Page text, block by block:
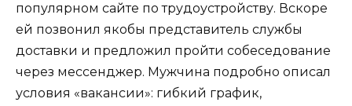
популярном сайте по трудоустройству. Вскоре
ей позвонил якобы представитель службы
доставки и предложил пройти собеседование
через мессенджер. Мужчина подробно описал
условия «вакансии»: гибкий график,